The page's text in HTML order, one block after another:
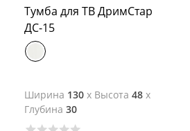
Тумба для ТВ ДримСтар
ДС-15
Ширина 130x Высота 48x
Глубина 30